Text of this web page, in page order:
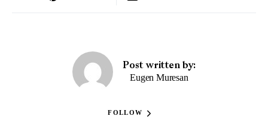
Post written by:
Eugen Muresan
FOLLOW